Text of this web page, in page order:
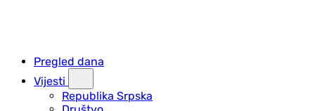
Pregled dana
Vijesti
Republika Srpska